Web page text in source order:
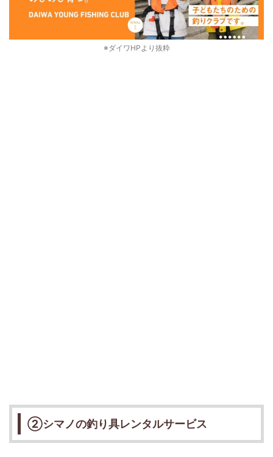
※ダイワHPより抜粋
②シマノの釣り具レンタルサービス